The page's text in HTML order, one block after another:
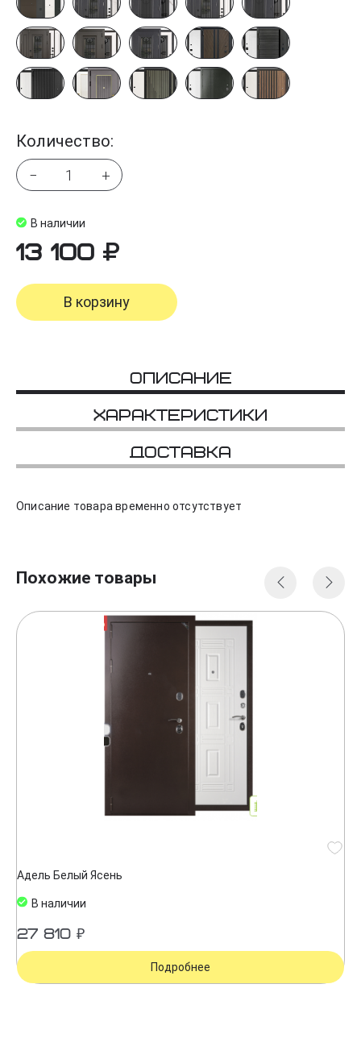
Количество:
− +
В наличии
13 100
В корзину
Описание
Характеристики
Доставка
Описание товара временно отсутствует
Похожие товары
Адель Белый Ясень
В наличии
27 810 ₽
Подробнее